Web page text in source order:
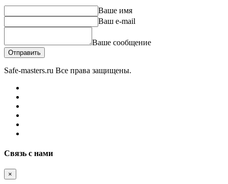
Ваше имя
Ваш e-mail
Ваше сообщение
Отправить
Safe-masters.ru Все права защищены.
Связь с нами
×